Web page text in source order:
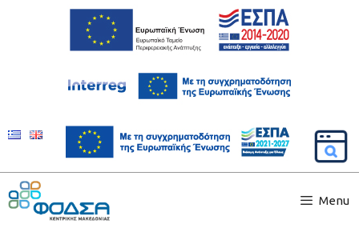
Menu